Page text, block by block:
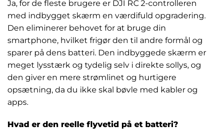
Ja, for de fleste brugere er DJI RC 2-controlleren
med indbygget skærm en værdifuld opgradering.
Den eliminerer behovet for at bruge din
smartphone, hvilket frigør den til andre formål og
sparer på dens batteri. Den indbyggede skærm er
meget lysstærk og tydelig selv i direkte sollys, og
den giver en mere strømlinet og hurtigere
opsætning, da du ikke skal bøvle med kabler og
apps.
Hvad er den reelle flyvetid på et batteri?